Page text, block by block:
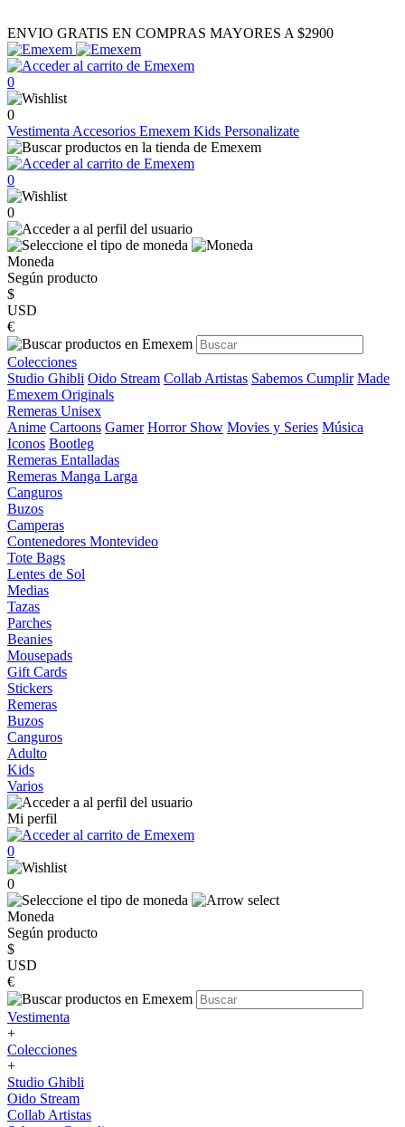
ENVIO GRATIS EN COMPRAS MAYORES A $2900
0
0
Vestimenta Accesorios Emexem Kids Personalizate
0
0
Moneda
Según producto
$
USD
€
Colecciones
Studio Ghibli Oido Stream Collab Artistas Sabemos Cumplir Made
Emexem Originals
Remeras Unisex
Anime Cartoons Gamer Horror Show Movies y Series Música
Iconos Bootleg
Remeras Entalladas
Remeras Manga Larga
Canguros
Buzos
Camperas
Contenedores Montevideo
Tote Bags
Lentes de Sol
Medias
Tazas
Parches
Beanies
Mousepads
Gift Cards
Stickers
Remeras
Buzos
Canguros
Adulto
Kids
Varios
Mi perfil
0
0
Moneda
Según producto
$
USD
€
Vestimenta
+
Colecciones
+
Studio Ghibli
Oido Stream
Collab Artistas